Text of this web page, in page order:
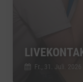
Fr., 31. Juli. 2026